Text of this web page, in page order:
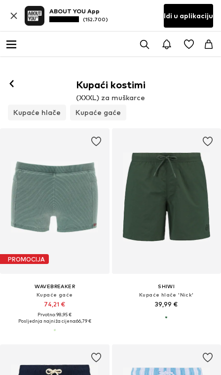
ABOUT YOU App
(152.700) Idi u aplikaciju
Kupaći kostimi
(XXXL) za muškarce
Kupaće hlače
Kupaće gaće
PROMOCIJA
WAVEBREAKER
Kupaće gaće
74,21 €
Prvotno: 98,95 €
Posljednja najniža cijena:66,79 €
SHIWI
Kupaće hlače 'Nick'
39,99 €